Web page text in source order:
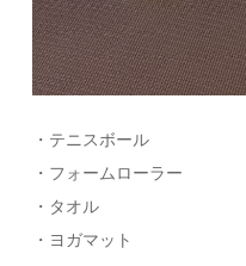
・テニスボール
・フォームローラー
・タオル
・ヨガマット